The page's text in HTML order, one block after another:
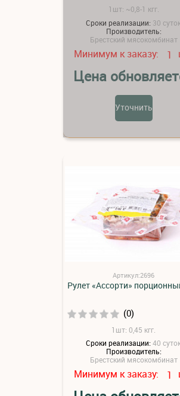
1шт: ~0,8-1 кгг.
Сроки реализации: 30
Производитель:
Брестский мясокомбинат
Минимум к заказу: 1
Цена
Уточнить
Артикул:2696
Рулет «Ассорти»
(0)
1шт: 0,45 кгг.
Сроки реализации:40
Производитель:
Брестский мясокомбинат
Минимум к заказу: 1